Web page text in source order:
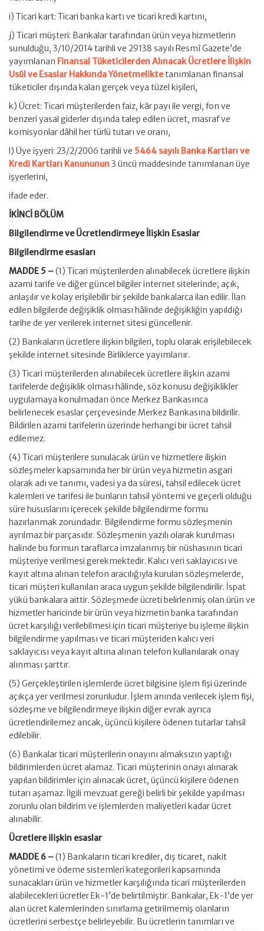
i) Ticari kart: Ticari banka kartı ve ticari kredi kartını,
j) Ticari müşteri: Bankalar tarafından ürün veya hizmetlerin
sunulduğu, 3/10/2014 tarihli ve 29138 sayılı Resmî Gazete’de
yayımlanan Finansal Tüketicilerden Alınacak Ücretlere İlişkin
Usûl ve Esaslar Hakkında Yönetmeliktetanımlanan finansal
tüketiciler dışında kalan gerçek veya tüzel kişileri,
k) Ücret: Ticari müşterilerden faiz, kâr payı ile vergi, fon ve
benzeri yasal giderler dışında talep edilen ücret, masraf ve
komisyonlar dâhil her türlü tutarı ve oranı,
l) Üye işyeri: 23/2/2006 tarihli ve 5464 sayılı Banka Kartları ve
Kredi Kartları Kanununun3 üncü maddesinde tanımlanan üye
işyerlerini,
ifade eder.
İKİNCİ BÖLÜM
Bilgilendirme ve Ücretlendirmeye İlişkin Esaslar
Bilgilendirme esasları
MADDE 5 –(1) Ticari müşterilerden alınabilecek ücretlere ilişkin
azami tarife ve diğer güncel bilgiler internet sitelerinde; açık,
anlaşılır ve kolay erişilebilir bir şekilde bankalarca ilan edilir. İlan
edilen bilgilerde değişiklik olması hâlinde değişikliğin yapıldığı
tarihe de yer verilerek internet sitesi güncellenir.
(2) Bankaların ücretlere ilişkin bilgileri, toplu olarak erişilebilecek
şekilde internet sitesinde Birliklerce yayımlanır.
(3) Ticari müşterilerden alınabilecek ücretlere ilişkin azami
tarifelerde değişiklik olması hâlinde, söz konusu değişiklikler
uygulamaya konulmadan önce Merkez Bankasınca
belirlenecek esaslar çerçevesinde Merkez Bankasına bildirilir.
Bildirilen azami tarifelerin üzerinde herhangi bir ücret tahsil
edilemez.
(4) Ticari müşterilere sunulacak ürün ve hizmetlere ilişkin
sözleşmeler kapsamında her bir ürün veya hizmetin asgari
olarak adı ve tanımı, vadesi ya da süresi, tahsil edilecek ücret
kalemleri ve tarifesi ile bunların tahsil yöntemi ve geçerli olduğu
süre hususlarını içerecek şekilde bilgilendirme formu
hazırlanmak zorundadır. Bilgilendirme formu sözleşmenin
ayrılmaz bir parçasıdır. Sözleşmenin yazılı olarak kurulması
halinde bu formun taraflarca imzalanmış bir nüshasının ticari
müşteriye verilmesi gerekmektedir. Kalıcı veri saklayıcısı ve
kayıt altına alınan telefon aracılığıyla kurulan sözleşmelerde,
ticari müşteri kullanılan araca uygun şekilde bilgilendirilir. İspat
yükü bankalara aittir. Sözleşmede ücreti belirlenmiş olan ürün ve
hizmetler haricinde bir ürün veya hizmetin banka tarafından
ücret karşılığı verilebilmesi için ticari müşteriye bu işleme ilişkin
bilgilendirme yapılması ve ticari müşteriden kalıcı veri
saklayıcısı veya kayıt altına alınan telefon kullanılarak onay
alınması şarttır.
(5) Gerçekleştirilen işlemlerde ücret bilgisine işlem fişi üzerinde
açıkça yer verilmesi zorunludur. İşlem anında verilecek işlem fişi,
sözleşme ve bilgilendirmeye ilişkin diğer evrak ayrıca
ücretlendirilemez ancak, üçüncü kişilere ödenen tutarlar tahsil
edilebilir.
(6) Bankalar ticari müşterilerin onayını almaksızın yaptığı
bildirimlerden ücret alamaz. Ticari müşterinin onayı alınarak
yapılan bildirimler için alınacak ücret, üçüncü kişilere ödenen
tutarı aşamaz. İlgili mevzuat gereği belirli bir şekilde yapılması
zorunlu olan bildirim ve işlemlerden maliyetleri kadar ücret
alınabilir.
Ücretlere ilişkin esaslar
MADDE 6 –(1) Bankaların ticari krediler, dış ticaret, nakit
yönetimi ve ödeme sistemleri kategorileri kapsamında
sunacakları ürün ve hizmetler karşılığında ticari müşterilerden
alabilecekleri ücretler Ek-1’de belirtilmiştir. Bankalar, Ek-1’de yer
alan ücret kalemlerinden sınırlama getirilmemiş olanların
ücretlerini serbestçe belirleyebilir. Bu ücretlerin tanımları ve